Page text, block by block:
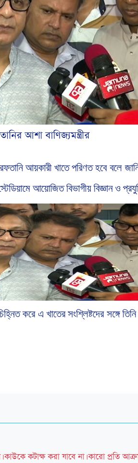
আশা বাণিজ্যমন্ত্রীর
রফতানি আয়কারী খাতে পরিণত হবে বলে
আয়োজিত বিভাগীয় বিজ্ঞান ও
করে এ খাতের সংশ্লিষ্টদের সঙ্গে তিনি
কাউকে কটাক্ষ করা যাবে না। কারো প্রতি